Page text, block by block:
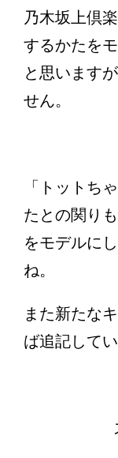
乃木坂上倶
するかたを
と思います
せん。
「トットち
たとの関り
をモデルに
ね。
また新たな
ば追記してい